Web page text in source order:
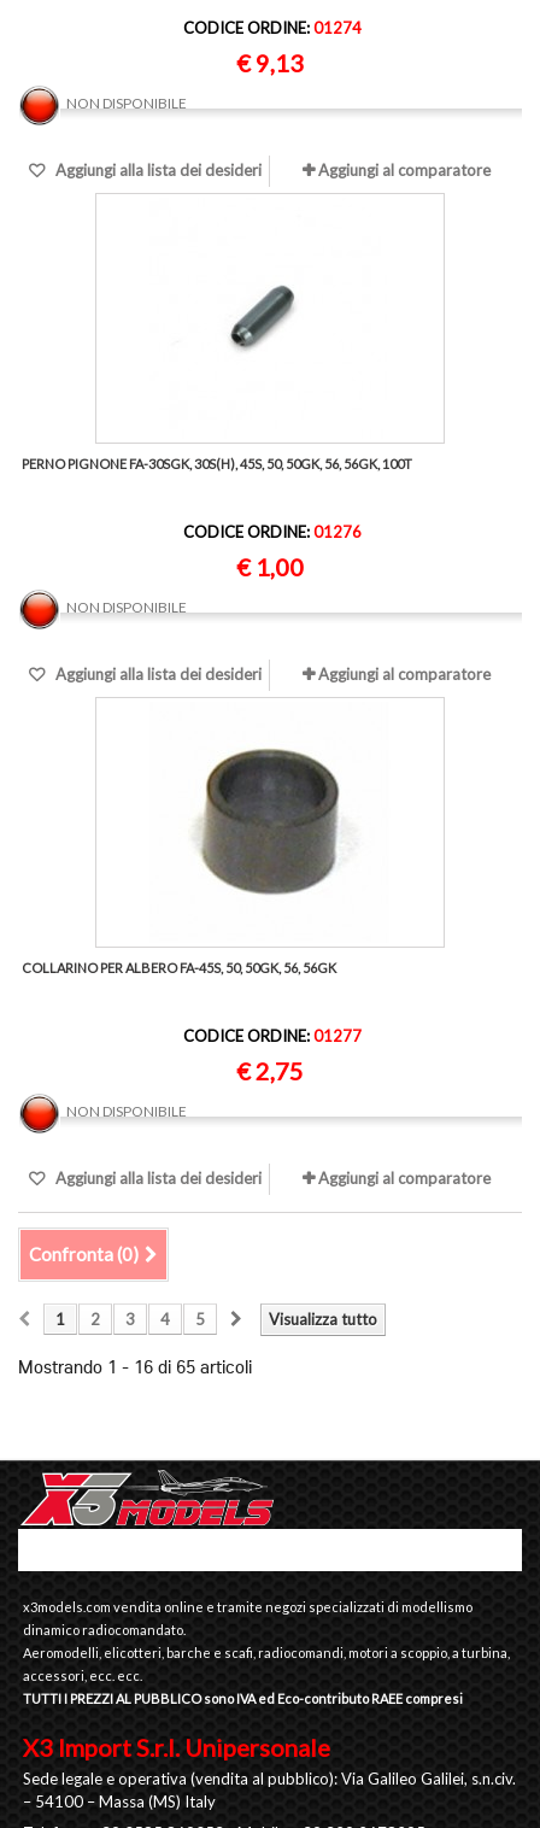
CODICE ORDINE:01274
€ 9,13
NON DISPONIBILE
Aggiungi alla lista dei desideri Aggiungi al comparatore
PERNO PIGNONE FA-30SGK, 30S(H), 45S, 50, 50GK, 56, 56GK, 100T
CODICE ORDINE:01276
€ 1,00
NON DISPONIBILE
Aggiungi alla lista dei desideri Aggiungi al comparatore
COLLARINO PER ALBERO FA-45S, 50, 50GK, 56, 56GK
CODICE ORDINE:01277
€ 2,75
NON DISPONIBILE
Aggiungi alla lista dei desideri Aggiungi al comparatore
Confronta (0)
Visualizza tutto
1 2 3 4 5
Mostrando 1 - 16 di 65 articoli
x3models.com vendita online e tramite negozi specializzati di modellismo
dinamico radiocomandato.
Aeromodelli, elicotteri, barche e scafi, radiocomandi, motori a scoppio, a turbina,
accessori, ecc. ecc.
TUTTI I PREZZI AL PUBBLICO sono IVA ed Eco-contributo RAEE compresi
X3 Import S.r.l. Unipersonale
Sede legale e operativa (vendita al pubblico): Via Galileo Galilei, s.n.civ.
– 54100 – Massa (MS) Italy